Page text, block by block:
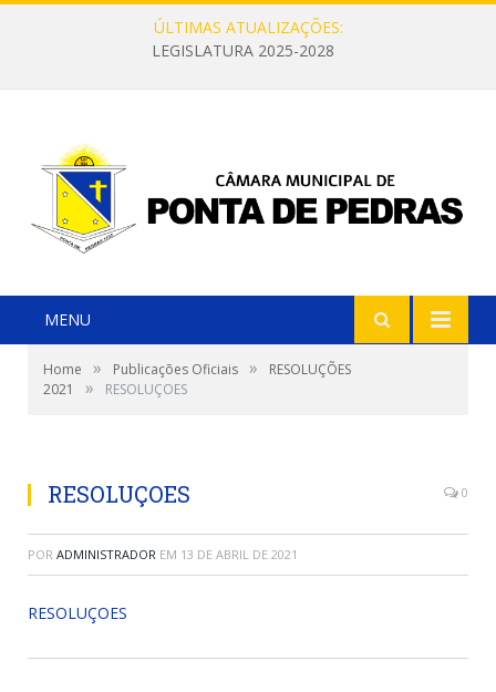
ÚLTIMAS ATUALIZAÇÕES:
LEGISLATURA 2025-2028
MENU
Home » Publicações Oficiais »
RESOLUÇÕES
2021
» RESOLUÇOES
RESOLUÇOES 0
POR ADMINISTRADOR EM 13 DE ABRIL DE 2021
RESOLUÇOES